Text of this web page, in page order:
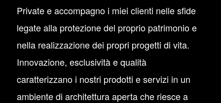
Private e accompagno i miei clienti nelle sfide
legate alla protezione del proprio patrimonio e
nella realizzazione dei propri progetti di vita.
Innovazione, esclusività e qualità
caratterizzano i nostri prodotti e servizi in un
ambiente di architettura aperta che riesce a